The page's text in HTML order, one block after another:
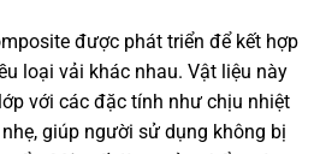
được phát triển để kết hợp
loại vải khác nhau. Vật liệu này
với các đặc tính như chịu nhiệt
giúp người sử dụng không bị